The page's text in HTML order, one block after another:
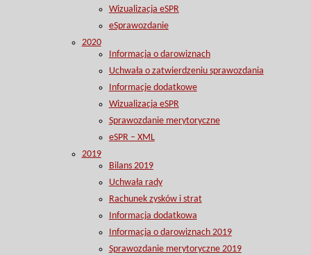
Wizualizacja eSPR
eSprawozdanie
2020
Informacja o darowiznach
Uchwała o zatwierdzeniu sprawozdania
Informacje dodatkowe
Wizualizacja eSPR
Sprawozdanie merytoryczne
eSPR – XML
2019
Bilans 2019
Uchwała rady
Rachunek zysków i strat
Informacja dodatkowa
Informacja o darowiznach 2019
Sprawozdanie merytoryczne 2019